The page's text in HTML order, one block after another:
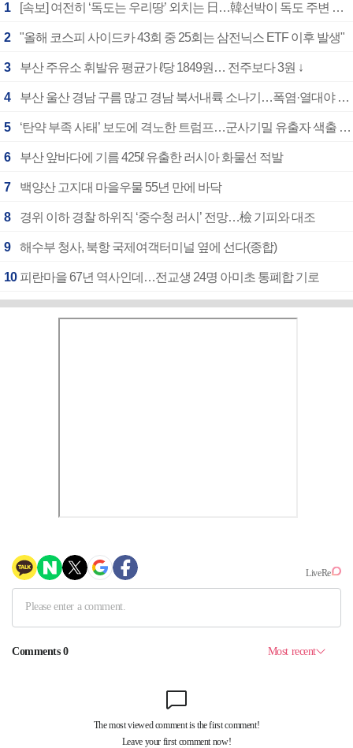
1 [속보] 여전히 ‘독도는 우리땅’ 외치는 日…韓선박이 독도 주변 해양조사 활동하자 반발
2 "올해 코스피 사이드카 43회 중 25회는 삼전닉스 ETF 이후 발생"
3 부산 주유소 휘발유 평균가 ℓ당 1849원… 전주보다 3원 ↓
4 부산 울산 경남 구름 많고 경남 북서내륙 소나기…폭염·열대야 계속
5 ‘탄약 부족 사태’ 보도에 격노한 트럼프…군사기밀 유출자 색출 지시
6 부산 앞바다에 기름 425ℓ 유출한 러시아 화물선 적발
7 백양산 고지대 마을우물 55년 만에 바닥
8 경위 이하 경찰 하위직 ‘중수청 러시’ 전망…檢 기피와 대조
9 해수부 청사, 북항 국제여객터미널 옆에 선다(종합)
10 피란마을 67년 역사인데…전교생 24명 아미초 통폐합 기로